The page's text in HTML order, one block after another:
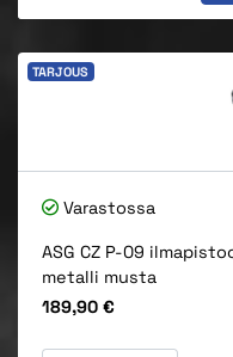
TARJOUS
Varastossa
ASG CZ P-09
metalli musta
Hinta
189,90 €